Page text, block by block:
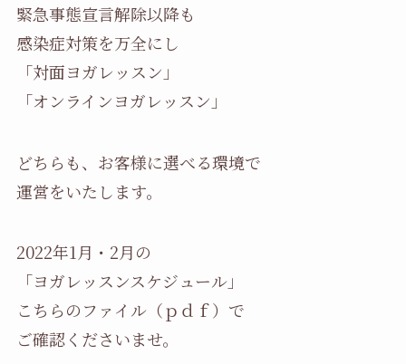
緊急事態宣言解除以降も
感染症対策を万全にし
「対面ヨガレッスン」
「オンラインヨガレッスン」
どちらも、お客様に選べる環境で
運営をいたします。
2022年1月・2月の
「ヨガレッスンスケジュール」
こちらのファイル（ｐｄｆ）で
ご確認くださいませ。